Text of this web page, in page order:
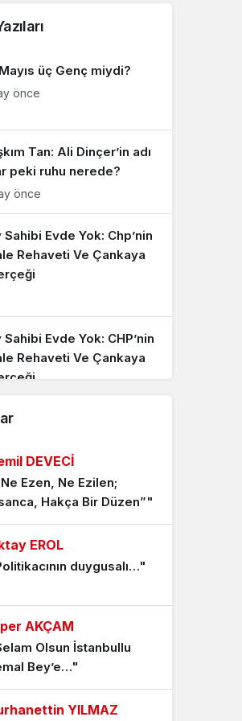
Modu
modunu seçin.
üç Genç miydi?
önce
Tan: Ali Dinçer’in adı
peki ruhu nerede?
önce
Sahibi Evde Yok: Chp’nin
Rehaveti Ve Çankaya
Sahibi Evde Yok: CHP’nin
Rehaveti Ve Çankaya
Yoktur
önce
Küçülürken, Rejim
önce
Cibuti Ligine:
Değil, Kurumlar
Gördü; Sistem
DEVECİ
Ezen, Ne Ezilen;
Hakça Bir Düzen”"
EROL
duygusalı…"
AKÇAM
Olsun İstanbullu
Bey’e…"
YILMAZ